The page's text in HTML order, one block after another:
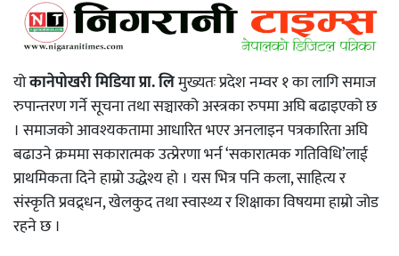
योकानेपोखरी मिडिया प्रा. लिमुख्यतः प्रदेश नम्वर १ का लागि समाज
रुपान्तरण गर्ने सूचना तथा सञ्चारको अस्त्रका रुपमा अघि बढाइएको छ
। समाजको आवश्यकतामा आधारित भएर अनलाइन पत्रकारिता अघि
बढाउने क्रममा सकारात्मक उत्प्रेरणा भर्न ‘सकारात्मक गतिविधि’लाई
प्राथमिकता दिने हाम्रो उद्धेश्य हो । यस भित्र पनि कला, साहित्य र
संस्कृति प्रवद्र्धन, खेलकुद तथा स्वास्थ्य र शिक्षाका विषयमा हाम्रो जोड
रहने छ ।